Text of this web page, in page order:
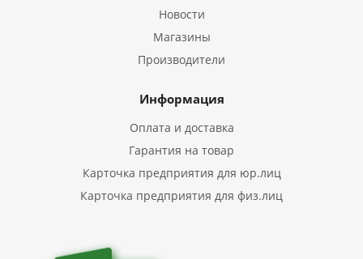
Новости
Магазины
Производители
Информация
Оплата и доставка
Гарантия на товар
Карточка предприятия для юр.лиц
Карточка предприятия для физ.лиц